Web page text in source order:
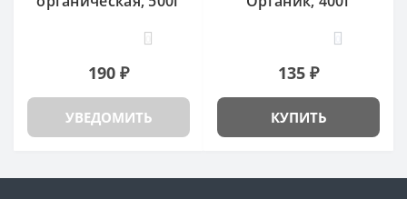
190 ₽
УВЕДОМИТЬ
135 ₽
КУПИТЬ